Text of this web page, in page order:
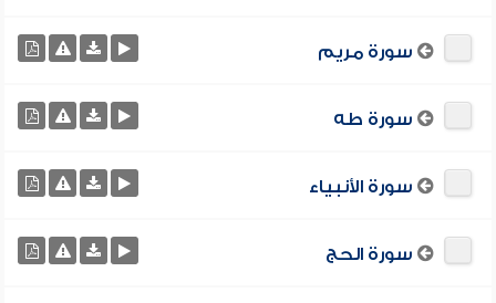
سورة مريم
سورة طه
سورة الأنبياء
سورة الحج